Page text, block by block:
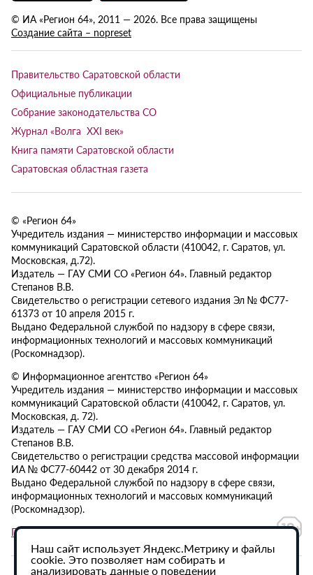
© ИА «Регион 64», 2011 — 2026. Все права защищены
Создание сайта – nopreset
Правительство Саратовской области
Официальные публикации
Собрание законодательства СО
Журнал «Волга XXI век»
Книга памяти Саратовской области
Саратовская областная газета
© «Регион 64»
Учредитель издания — министерство информации и массовых
коммуникаций Саратовской области (410042, г. Саратов, ул.
Московская, д.72).
Издатель — ГАУ СМИ СО «Регион 64». Главный редактор
Степанов В.В.
Свидетельство о регистрации сетевого издания Эл № ФС77-
61373 от 10 апреля 2015 г.
Выдано Федеральной службой по надзору в сфере связи,
информационных технологий и массовых коммуникаций
(Роскомнадзор).
© Информационное агентство «Регион 64»
Учредитель издания — министерство информации и массовых
коммуникаций Саратовской области (410042, г. Саратов, ул.
Московская, д. 72).
Издатель — ГАУ СМИ СО «Регион 64». Главный редактор
Степанов В.В.
Свидетельство о регистрации средства массовой информации
ИА № ФС77-60442 от 30 декабря 2014 г.
Выдано Федеральной службой по надзору в сфере связи,
информационных технологий и массовых коммуникаций
(Роскомнадзор).
Политика в отношении обработки персональных данных
Наш сайт использует Яндекс.Метрику и файлы
cookie. Это позволяет нам собирать и
анализировать данные о поведении